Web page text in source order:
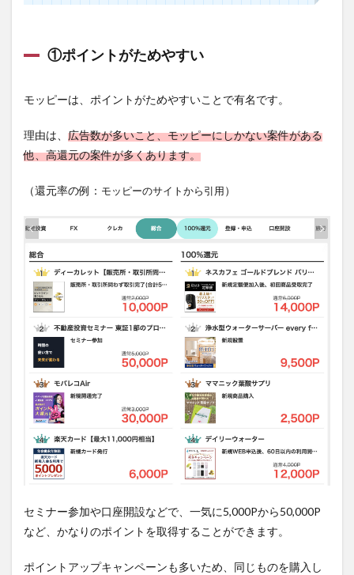
ルマ
ガを
でき
4
ポイ
を取
る方
法
ポイ
ント
を取
得す
る６
方法
4.2
紹介
制度
用
5
を使
う方
法
6
①ポイントがためやすい
モッピーは、ポイントがためやすいことで有名です。
理由は、 広告数が多いこと、モッピーにしかない案件がある
他、高還元の案件が多くあります。
（還元率の例： モッピーのサイトから引用）
セミナー参加や口座開設などで、 一気に5,000Pから50,000P
など、かなりのポイントを取得することができます。
ポイントアップキャンペーンも多いため、同じものを購入し